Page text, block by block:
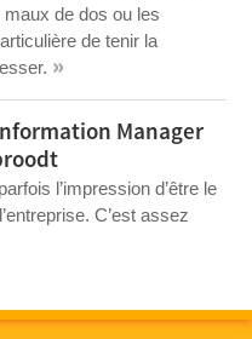
de dos ou les
de tenir la
»
Manager
l’impression d’être le
C’est assez